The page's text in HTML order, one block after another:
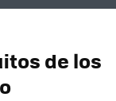
de los